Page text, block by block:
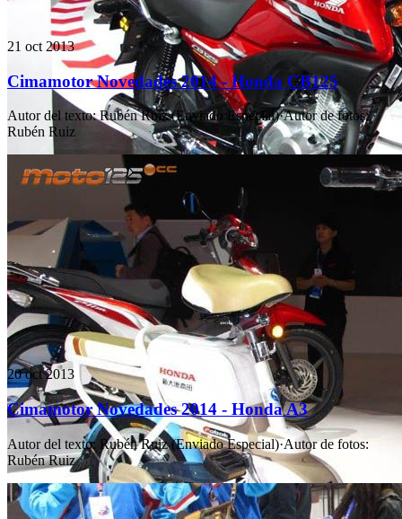
21 oct 2013
Cimamotor Novedades 2014 - Honda CB125
Autor del texto: Rubén Ruiz (Enviado Especial)·Autor de fotos:
Rubén Ruiz
20 oct 2013
Cimamotor Novedades 2014 - Honda A3
Autor del texto: Rubén Ruiz (Enviado Especial)·Autor de fotos:
Rubén Ruiz